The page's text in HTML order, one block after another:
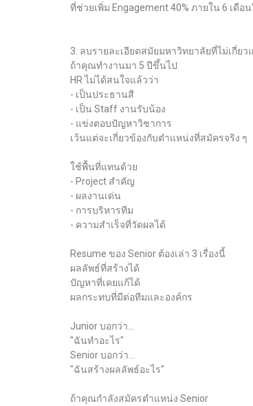
ที่ช่วยเพิ่ม Engagement 40% ภายใน 6 เดือน
3. ลบรายละเอียดสมัยมหาวิทยาลัยที่ไม่เกี่ยว
ถ้าคุณทำงานมา 5 ปีขึ้นไป
HR ไม่ได้สนใจแล้วว่า
- เป็นประธานสี
- เป็น Staff งานรับน้อง
- แข่งตอบปัญหาวิชาการ
เว้นแต่จะเกี่ยวข้องกับตำแหน่งที่สมัครจริง ๆ
ใช้พื้นที่แทนด้วย
- Project สำคัญ
- ผลงานเด่น
- การบริหารทีม
- ความสำเร็จที่วัดผลได้
Resume ของ Senior ต้องเล่า 3 เรื่องนี้
ผลลัพธ์ที่สร้างได้
ปัญหาที่เคยแก้ได้
ผลกระทบที่มีต่อทีมและองค์กร
Junior บอกว่า...
"ฉันทำอะไร"
Senior บอกว่า...
"ฉันสร้างผลลัพธ์อะไร"
ถ้าคุณกำลังสมัครตำแหน่ง Senior